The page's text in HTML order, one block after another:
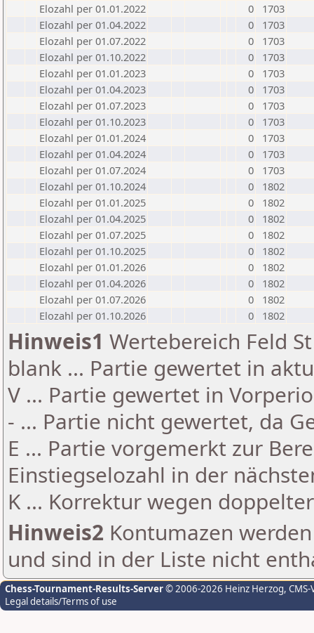
Elozahl per 01.01.2022
0
1703
Elozahl per 01.04.2022
0
1703
Elozahl per 01.07.2022
0
1703
Elozahl per 01.10.2022
0
1703
Elozahl per 01.01.2023
0
1703
Elozahl per 01.04.2023
0
1703
Elozahl per 01.07.2023
0
1703
Elozahl per 01.10.2023
0
1703
Elozahl per 01.01.2024
0
1703
Elozahl per 01.04.2024
0
1703
Elozahl per 01.07.2024
0
1703
Elozahl per 01.10.2024
0
1802
Elozahl per 01.01.2025
0
1802
Elozahl per 01.04.2025
0
1802
Elozahl per 01.07.2025
0
1802
Elozahl per 01.10.2025
0
1802
Elozahl per 01.01.2026
0
1802
Elozahl per 01.04.2026
0
1802
Elozahl per 01.07.2026
0
1802
Elozahl per 01.10.2026
0 1802
Hinweis1 Wertebereich Feld
blank ... Partie gewertet in
V ... Partie gewertet in
- ... Partie nicht gewertet, da
E ... Partie vorgemerkt zur
Einstiegselozahl in der
K ... Korrektur wegen
Hinweis2 Kontumazen
und sind in der Liste nicht
Chess-Tournament-Results-Server© 2006-2026 Heinz Herzog,
Legal details/Terms of use